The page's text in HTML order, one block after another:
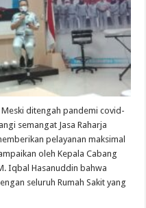
Meski ditengah pandemi covid-
semangat Jasa Raharja
pelayanan maksimal
oleh Kepala Cabang
Iqbal Hasanuddin bahwa
seluruh Rumah Sakit yang